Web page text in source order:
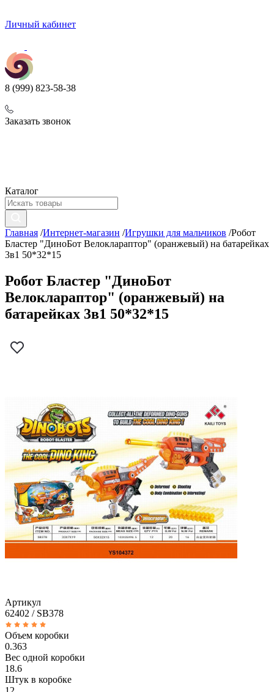
Личный кабинет
8 (999) 823-58-38
Заказать звонок
Каталог
Главная /Интернет-магазин /Игрушки для мальчиков /Робот
Бластер "ДиноБот Велоклараптор" (оранжевый) на батарейках
3в1 50*32*15
Робот Бластер "ДиноБот
Велоклараптор" (оранжевый) на
батарейках 3в1 50*32*15
Артикул
62402 / SB378
Объем коробки
0.363
Вес одной коробки
18.6
Штук в коробке